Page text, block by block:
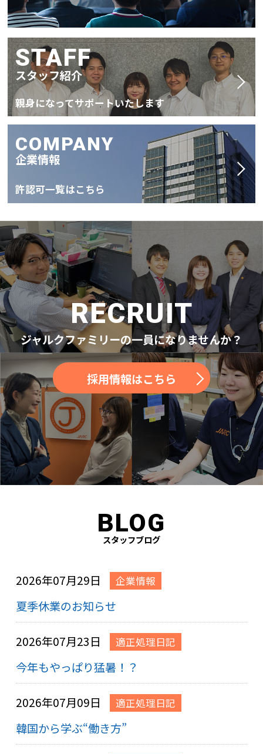
STAFF
スタッフ紹介
親身になってサポートいたします
COMPANY
企業情報
許認可一覧はこちら
RECRUIT
ジャルクファミリーの一員になりませんか？
採用情報はこちら
BLOG
スタッフブログ
2026年07月29日 企業情報
夏季休業のお知らせ
2026年07月23日 適正処理日記
今年もやっぱり猛暑！？
2026年07月09日 適正処理日記
韓国から学ぶ“働き方”